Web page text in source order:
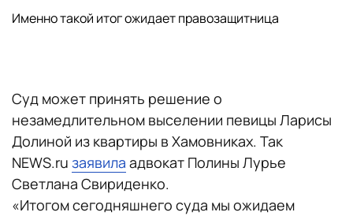
Именно такой итог ожидает правозащитница
Суд может принять решение о
незамедлительном выселении певицы Ларисы
Долиной из квартиры в Хамовниках. Так
NEWS.ru заявила адвокат Полины Лурье
Светлана Свириденко.
«Итогом сегодняшнего суда мы ожидаем